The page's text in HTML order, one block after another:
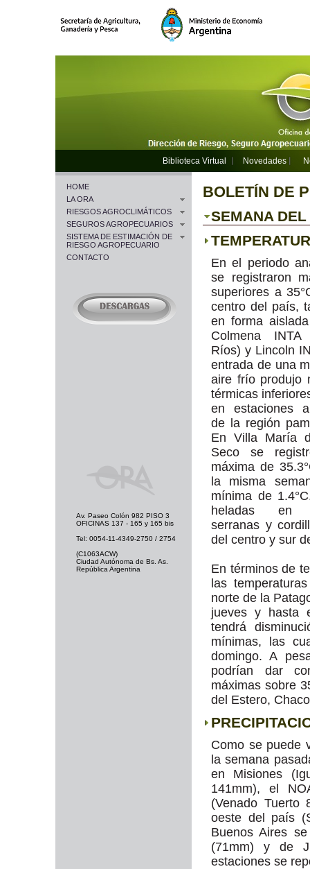
Biblioteca Virtual Novedades
HOME
LA ORA
RIESGOS AGROCLIMÁTICOS
SEGUROS AGROPECUARIOS
SISTEMA DE ESTIMACIÓN DE
RIESGO AGROPECUARIO
CONTACTO
BOLETÍN DE
SEMANA
En el periodo
se registraron
superiores a
centro del país,
en forma
Colmena INTA
Ríos) y Lincoln
entrada de una
aire frío produjo
térmicas
en estaciones
de la región
En Villa María
Seco se
máxima de
la misma
mínima de
heladas en
serranas y
del centro y sur
En términos de
las
norte de la
jueves y hasta
tendrá
mínimas, las
domingo. A
podrían dar
máximas sobre
del Estero,
Como se puede
la semana
en Misiones
141mm), el
(Venado Tuerto
oeste del país
Buenos Aires
(71mm) y de
estaciones se
Av. Paseo Colón 982 PISO 3
OFICINAS 137 - 165 y 165 bis
Tel: 0054-11-4349-2750 / 2754
(C1063ACW)
Ciudad Autónoma de Bs. As.
República Argentina